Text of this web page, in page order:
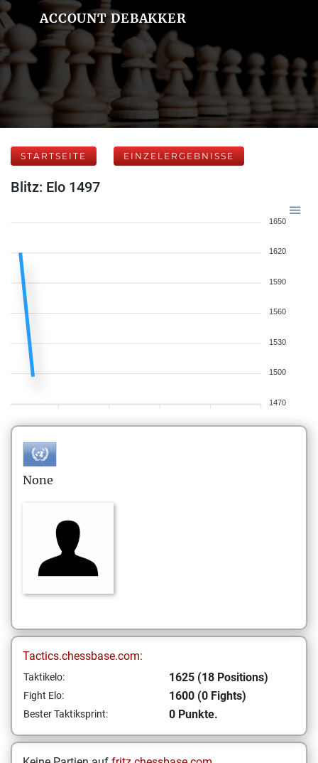
ACCOUNT DEBAKKER
STARTSEITE EINZELERGEBNISSE
Blitz: Elo 1497
1650
1620
1590
1560
1530
1500
1470
None
Tactics.chessbase.com:
Taktikelo: 1625 (18 Positions)
Fight Elo: 1600 (0 Fights)
Bester Taktiksprint: 0 Punkte.